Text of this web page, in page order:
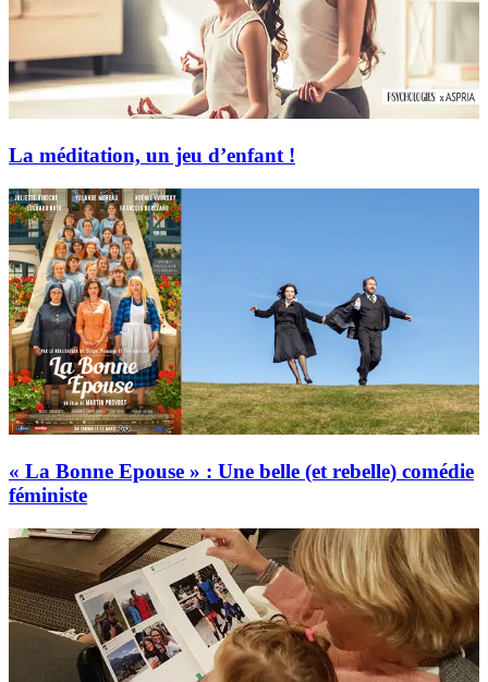
La méditation, un jeu d’enfant !
« La Bonne Epouse » : Une belle (et rebelle) comédie
féministe